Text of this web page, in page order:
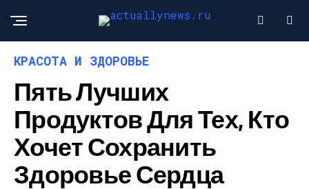
КРАСОТА И ЗДОРОВЬЕ
Пять Лучших
Продуктов Для Тех, Кто
Хочет Сохранить
Здоровье Сердца